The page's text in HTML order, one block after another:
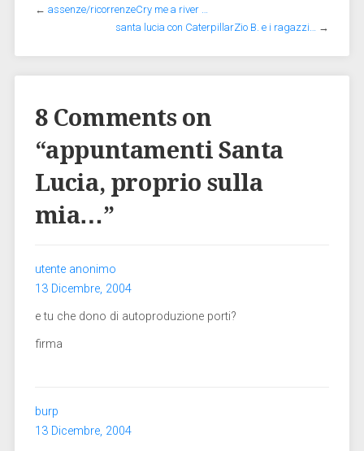
← assenze/ricorrenzeCry me a river …
santa lucia con CaterpillarZio B. e i ragazzi… →
8 Comments on
“appuntamenti Santa
Lucia, proprio sulla
mia…”
utente anonimo
13 Dicembre, 2004
e tu che dono di autoproduzione porti?
firma
burp
13 Dicembre, 2004